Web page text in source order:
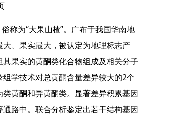
称为“大果山楂”。广布于我国华南地
、果实最大，被认定为地理标志产
果实的黄酮类化合物组成及相关分子
学技术对总黄酮含量差异较大的2个
黄酮和异黄酮类。显著差异积累基因
路中。联合分析鉴定出若干结构基因